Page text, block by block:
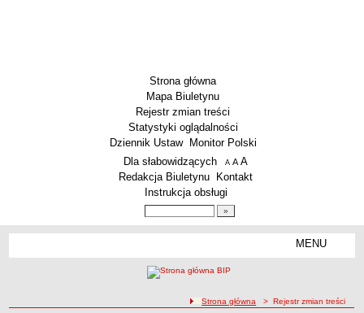
Strona główna
Mapa Biuletynu
Rejestr zmian treści
Statystyki oglądalności
Dziennik Ustaw
Monitor Polski
Menu dodatkowe
Dla słabowidzących A pomniejsz czcionkę
A standardowy rozmiar czcionki
A
Redakcja Biuletynu
Kontakt
Instrukcja obsługi
MENU
ścieżka nawigacji
Strona główna > Rejestr zmian treści